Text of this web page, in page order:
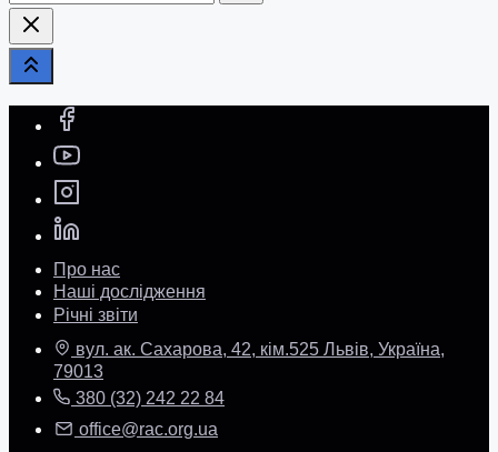
Here...
Про нас
Наші дослідження
Річні звіти
вул. ак. Сахарова, 42, кім.525 Львів, Україна,
79013
380 (32) 242 22 84
office@rac.org.ua